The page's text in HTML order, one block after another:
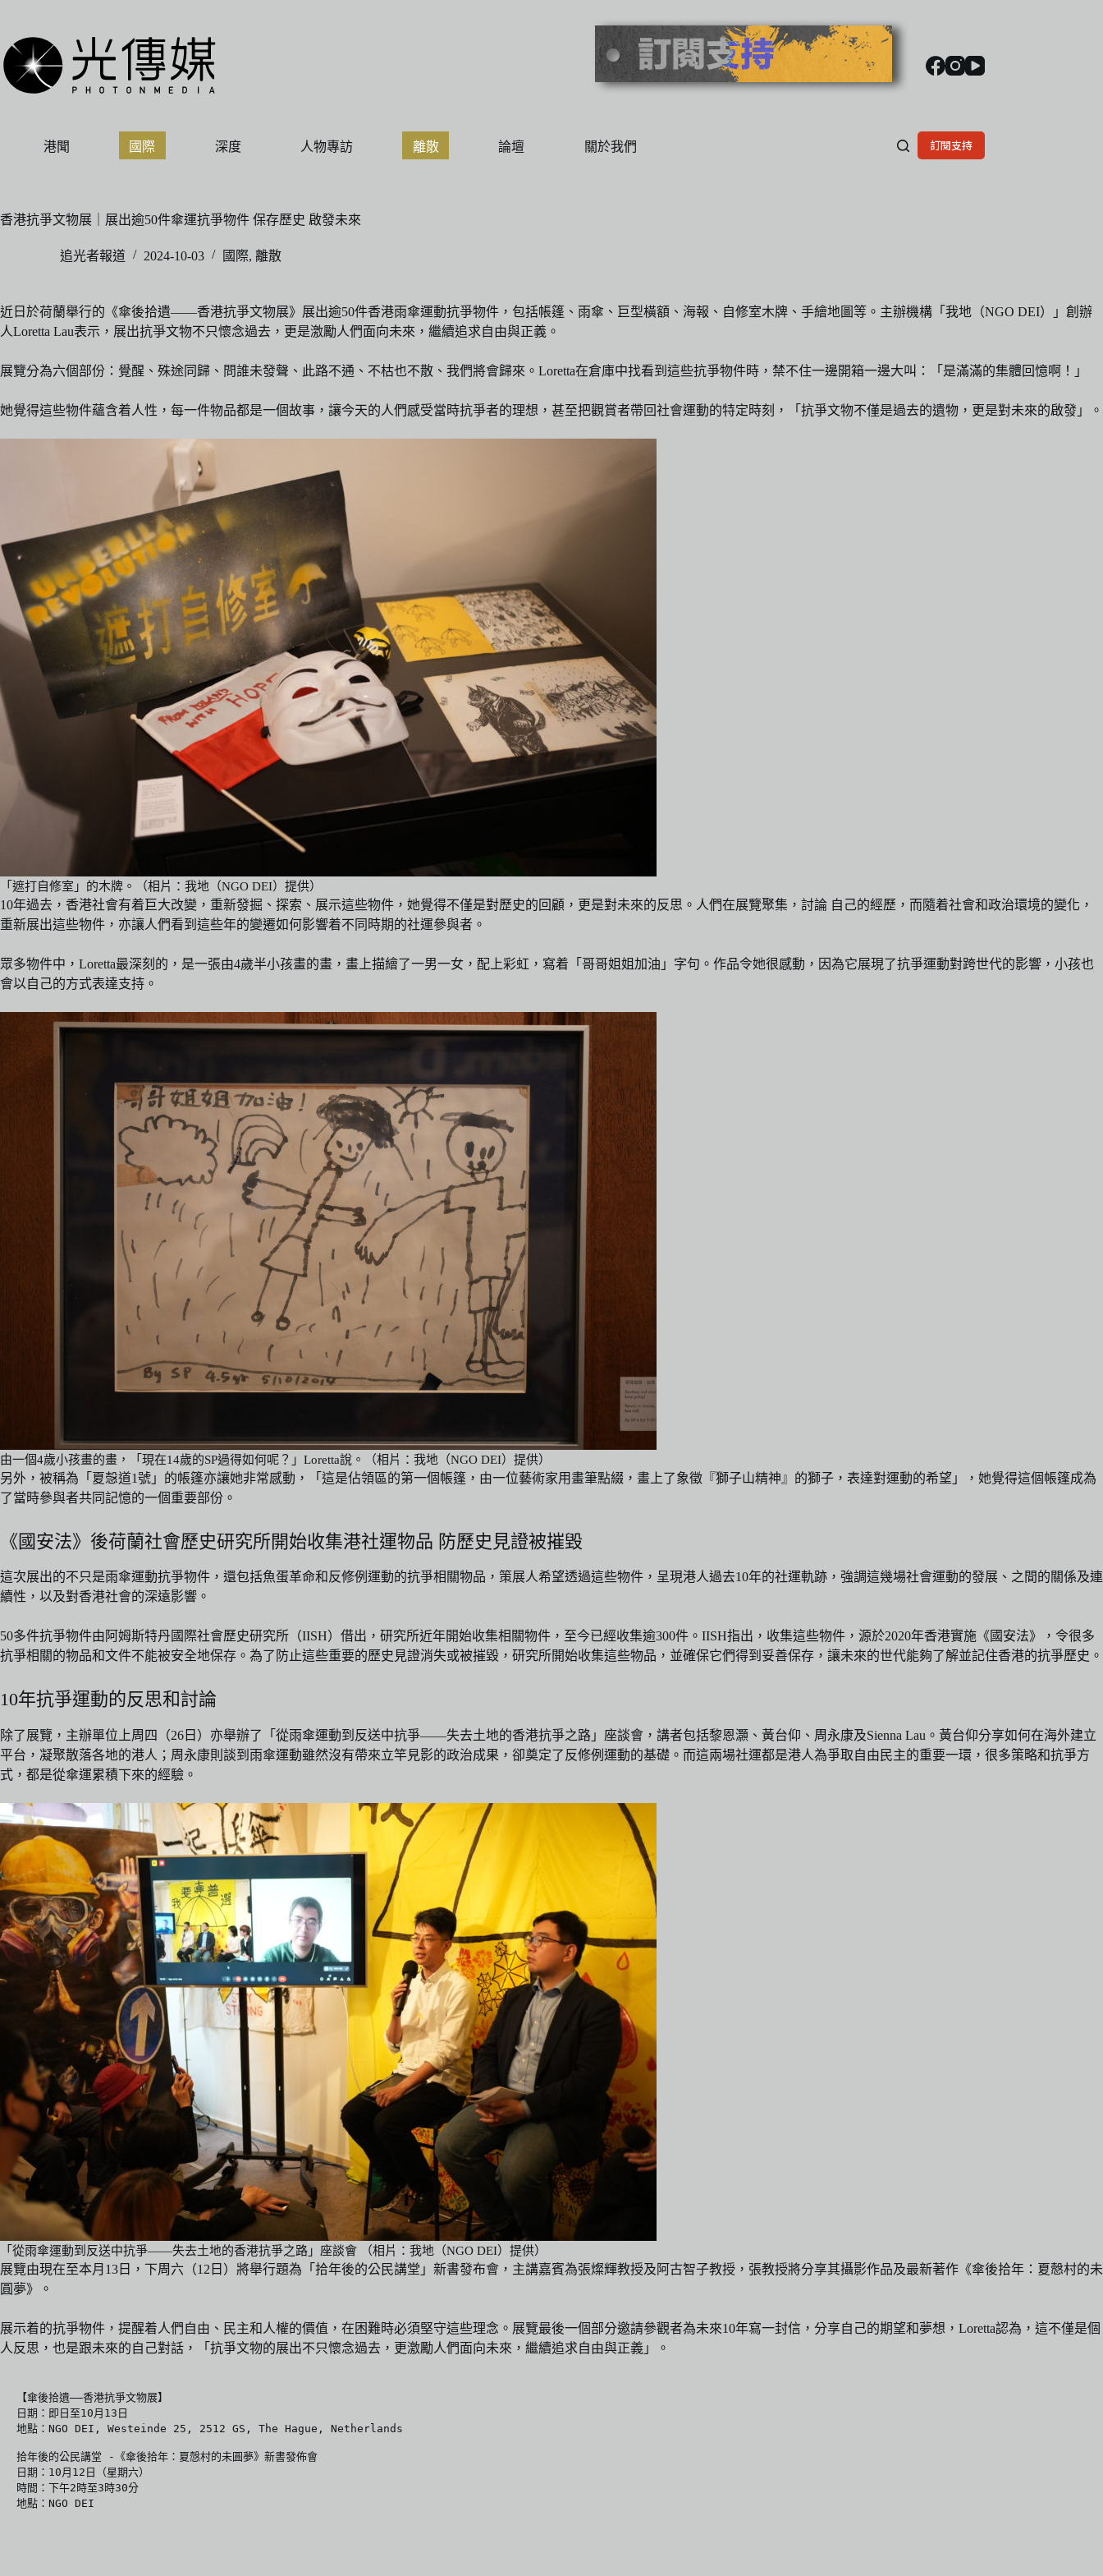
主
要
內
港聞 國際 深度 人物專訪 離散 論壇 關於我們 訂閱支持
香港抗爭文物展｜展出逾50件傘運抗爭物件 保存歷史 啟發未來
追光者報道 2024-10-03 國際, 離散
近日於荷蘭舉行的《傘後拾遺——香港抗爭文物展》展出逾50件香港雨傘運動抗爭物件，包括帳篷、雨傘、巨型橫額、海報、自修室木牌、手繪地圖等。主辦機構「我地（NGO DEI）」創辦
人Loretta Lau表示，展出抗爭文物不只懷念過去，更是激勵人們面向未來，繼續追求自由與正義。
展覽分為六個部份：覺醒、殊途同歸、問誰未發聲、此路不通、不枯也不散、我們將會歸來。Loretta在倉庫中找看到這些抗爭物件時，禁不住一邊開箱一邊大叫：「是滿滿的集體回憶啊！」
她覺得這些物件蘊含着人性，每一件物品都是一個故事，讓今天的人們感受當時抗爭者的理想，甚至把觀賞者帶回社會運動的特定時刻，「抗爭文物不僅是過去的遺物，更是對未來的啟發」。
「遮打自修室」的木牌。（相片：我地（NGO DEI）提供）
10年過去，香港社會有着巨大改變，重新發掘、探索、展示這些物件，她覺得不僅是對歷史的回顧，更是對未來的反思。人們在展覽聚集，討論 自己的經歷，而隨着社會和政治環境的變化，
重新展出這些物件，亦讓人們看到這些年的變遷如何影響着不同時期的社運參與者。
眾多物件中，Loretta最深刻的，是一張由4歲半小孩畫的畫，畫上描繪了一男一女，配上彩虹，寫着「哥哥姐姐加油」字句。作品令她很感動，因為它展現了抗爭運動對跨世代的影響，小孩也
會以自己的方式表達支持。
由一個4歲小孩畫的畫，「現在14歲的SP過得如何呢？」Loretta說。（相片：我地（NGO DEI）提供）
另外，被稱為「夏愨道1號」的帳篷亦讓她非常感動，「這是佔領區的第一個帳篷，由一位藝術家用畫筆點綴，畫上了象徵『獅子山精神』的獅子，表達對運動的希望」，她覺得這個帳篷成為
了當時參與者共同記憶的一個重要部份。
《國安法》後荷蘭社會歷史研究所開始收集港社運物品 防歷史見證被摧毀
這次展出的不只是雨傘運動抗爭物件，還包括魚蛋革命和反修例運動的抗爭相關物品，策展人希望透過這些物件，呈現港人過去10年的社運軌跡，強調這幾場社會運動的發展、之間的關係及連
續性，以及對香港社會的深遠影響。
50多件抗爭物件由阿姆斯特丹國際社會歷史研究所（IISH）借出，研究所近年開始收集相關物件，至今已經收集逾300件。IISH指出，收集這些物件，源於2020年香港實施《國安法》，令很多
抗爭相關的物品和文件不能被安全地保存。為了防止這些重要的歷史見證消失或被摧毀，研究所開始收集這些物品，並確保它們得到妥善保存，讓未來的世代能夠了解並記住香港的抗爭歷史。
10年抗爭運動的反思和討論
除了展覽，主辦單位上周四（26日）亦舉辦了「從雨傘運動到反送中抗爭——失去土地的香港抗爭之路」座談會，講者包括黎恩灝、黃台仰、周永康及Sienna Lau。黃台仰分享如何在海外建立
平台，凝聚散落各地的港人；周永康則談到雨傘運動雖然沒有帶來立竿見影的政治成果，卻奠定了反修例運動的基礎。而這兩場社運都是港人為爭取自由民主的重要一環，很多策略和抗爭方
式，都是從傘運累積下來的經驗。
「從雨傘運動到反送中抗爭——失去土地的香港抗爭之路」座談會 （相片：我地（NGO DEI）提供）
展覽由現在至本月13日，下周六（12日）將舉行題為「拾年後的公民講堂」新書發布會，主講嘉賓為張燦輝教授及阿古智子教授，張教授將分享其攝影作品及最新著作《傘後拾年：夏慤村的未
圓夢》。
展示着的抗爭物件，提醒着人們自由、民主和人權的價值，在困難時必須堅守這些理念。展覽最後一個部分邀請參觀者為未來10年寫一封信，分享自己的期望和夢想，Loretta認為，這不僅是個
人反思，也是跟未來的自己對話，「抗爭文物的展出不只懷念過去，更激勵人們面向未來，繼續追求自由與正義」。
【傘後拾遺——香港抗爭文物展】
日期：即日至10月13日
地點：NGO DEI, Westeinde 25, 2512 GS, The Hague, Netherlands
拾年後的公民講堂 -《傘後拾年：夏慤村的未圓夢》新書發佈會
日期：10月12日（星期六）
時間：下午2時至3時30分
地點：NGO DEI